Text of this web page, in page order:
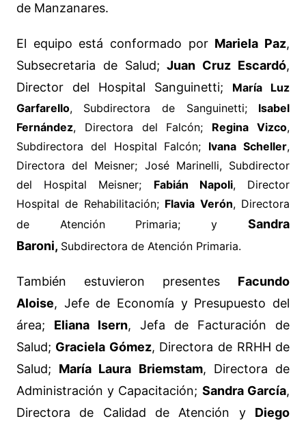
de Manzanares.
El equipo está conformado por Mariela Paz,
Subsecretaria de Salud;Juan Cruz Escardó,
Director del Hospital Sanguinetti; María Luz
Garfarello, Subdirectora de Sanguinetti; Isabel
Fernández, Directora del Falcón; Regina Vizco,
Subdirectora del Hospital Falcón; Ivana Scheller,
Directora del Meisner; José Marinelli, Subdirector
del Hospital Meisner; Fabián Napoli, Director
Hospital de Rehabilitación; Flavia Verón, Directora
de Atención Primaria; ySandra
Baroni, Subdirectora de Atención Primaria.
También estuvieron presentes Facundo
Aloise, Jefe de Economía y Presupuesto del
área; Eliana Isern, Jefa de Facturación de
Salud; Graciela Gómez, Directora de RRHH de
Salud; María Laura Briemstam, Directora de
Administración y Capacitación; Sandra García,
Directora de Calidad de Atención y Diego